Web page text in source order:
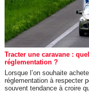
Tracter une caravane :
réglementation ?
Lorsque l’on souhaite
réglementation à respecter
souvent tendance à croire